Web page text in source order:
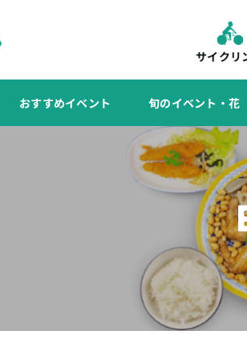
サイクリ
おすすめイベント 旬のイベント・花